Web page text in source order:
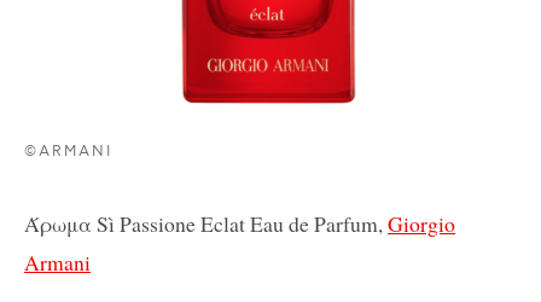
©ARMANI
Άρωμα Sì Passione Eclat Eau de Parfum, Giorgio
Armani